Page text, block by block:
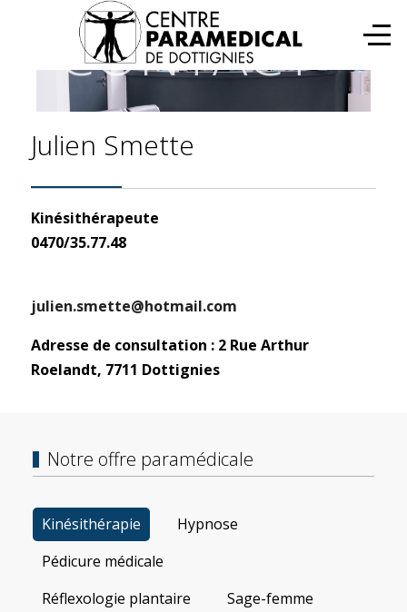
CONTACT
Julien Smette
Kinésithérapeute
0470/35.77.48
julien.smette@hotmail.com
Adresse de consultation : 2 Rue Arthur
Roelandt, 7711 Dottignies
Notre offre paramédicale
Kinésithérapie
Hypnose
Pédicure médicale
Réflexologie plantaire
Sage-femme